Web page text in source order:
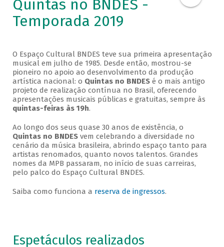
Quintas no BNDES -
Temporada 2019
O Espaço Cultural BNDES teve sua primeira apresentação
musical em julho de 1985. Desde então, mostrou-se
pioneiro no apoio ao desenvolvimento da produção
artística nacional: o Quintas no BNDESé o mais antigo
projeto de realização contínua no Brasil, oferecendo
apresentações musicais públicas e gratuitas, sempre às
quintas-feiras às 19h.
Ao longo dos seus quase 30 anos de existência, o
Quintas no BNDESvem celebrando a diversidade no
cenário da música brasileira, abrindo espaço tanto para
artistas renomados, quanto novos talentos. Grandes
nomes da MPB passaram, no início de suas carreiras,
pelo palco do Espaço Cultural BNDES.
Saiba como funciona a reserva de ingressos.
Espetáculos realizados